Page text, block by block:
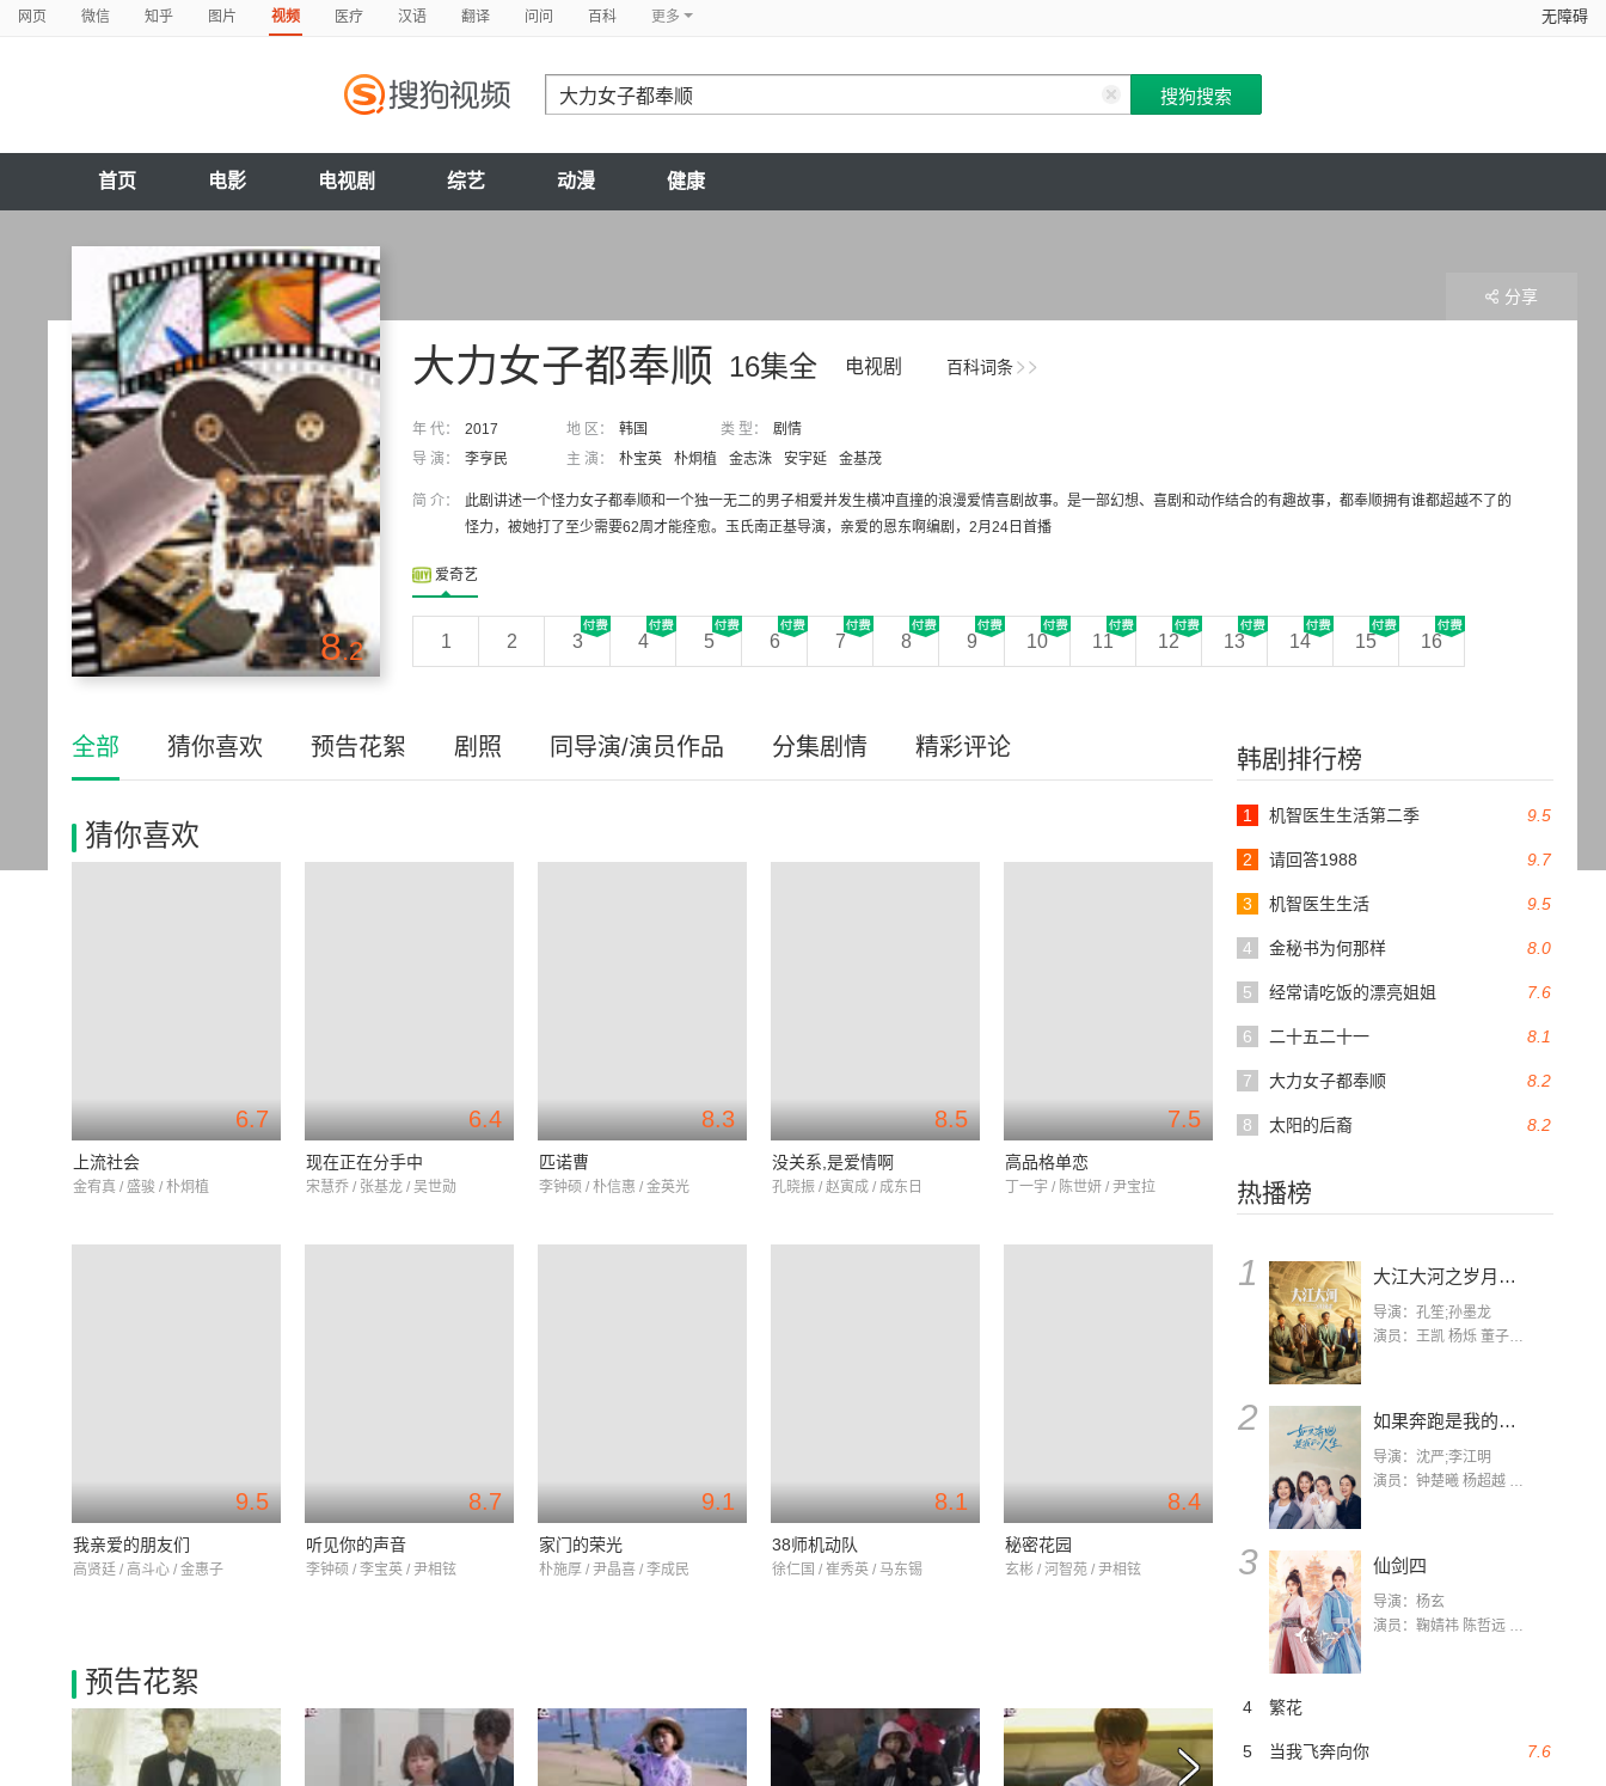
网页 微信 知乎 图片 视频 医疗 汉语 翻译 问问 百科 更多 无障碍
首页 电影 电视剧 综艺 动漫 健康
8.2
百科词条
16集全 电视剧
大力女子都奉顺
年 代： 2017 地 区： 韩国 类 型：
剧情
导 演：
李亨民 主 演： 朴宝英 朴炯植 金志洙 安宇延 金基茂
简 介：
此剧讲述一个怪力女子都奉顺和一个独一无二的男子相爱并发生横冲直撞的浪漫爱情喜剧故事。是一部幻想、喜剧和动作结合的有趣故事，都奉顺拥有谁都超越不了的
怪力，被她打了至少需要62周才能痊愈。玉氏南正基导演，亲爱的恩东啊编剧，2月24日首播
爱奇艺
1 2 3 4 5 6 7 8 9 10 11 12 13 14 15 16
分享
韩剧排行榜
9.5
1 机智医生生活第二季
9.7
2 请回答1988
9.5
3 机智医生生活
8.0
4 金秘书为何那样
7.6
5 经常请吃饭的漂亮姐姐
8.1
6 二十五二十一
8.2
7 大力女子都奉顺
8.2
8 太阳的后裔
热播榜
1 大江大河之岁月如歌
导演：孔笙;孙墨龙
演员：王凯 杨烁 董子健 杨采钰 张佳宁 练练 林栋甫 房子斌
2 如果奔跑是我的人生
导演：沈严;李江明
演员：钟楚曦 杨超越 许娣 陈小艺 侯雯元 宋洋 王宥钧 李添诺
3 仙剑四
导演：杨玄
演员：鞠婧祎 陈哲远 茅子俊 毛晓慧 王媛可 张志浩 林枫松 张帆（演员）
4 繁花
7.6
5 当我飞奔向你
全部 猜你喜欢 预告花絮 剧照 同导演/演员作品 分集剧情 精彩评论
猜你喜欢
6.7
上流社会
金宥真 / 盛骏 / 朴炯植
6.4
现在正在分手中
宋慧乔 / 张基龙 / 吴世勋
8.3
匹诺曹
李钟硕 / 朴信惠 / 金英光
8.5
没关系,是爱情啊
孔晓振 / 赵寅成 / 成东日
7.5
高品格单恋
丁一宇 / 陈世妍 / 尹宝拉
9.5
我亲爱的朋友们
高贤廷 / 高斗心 / 金惠子
8.7
听见你的声音
李钟硕 / 李宝英 / 尹相铉
9.1
家门的荣光
朴施厚 / 尹晶喜 / 李成民
8.1
38师机动队
徐仁国 / 崔秀英 / 马东锡
8.4
秘密花园
玄彬 / 河智苑 / 尹相铉
预告花絮